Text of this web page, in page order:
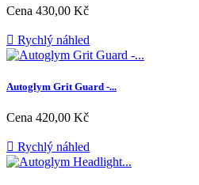
Cena 430,00 Kč
 Rychlý náhled
Autoglym Grit Guard -...
Cena 420,00 Kč
 Rychlý náhled